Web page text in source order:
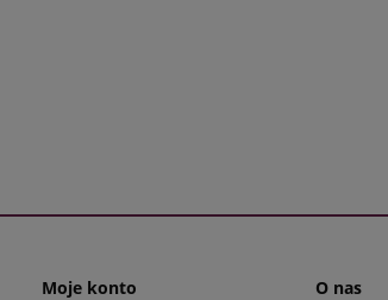
Moje konto O nas